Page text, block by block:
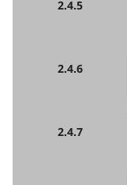
2.4.5
2.4.6
2.4.7